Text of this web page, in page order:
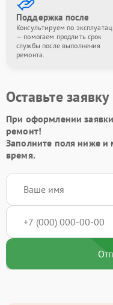
Поддержка после
Консультируем по
— помогаем продлить срок
службы после выполнения
ремонта.
Оставьте
При оформлении
ремонт!
Заполните поля ниже
время.